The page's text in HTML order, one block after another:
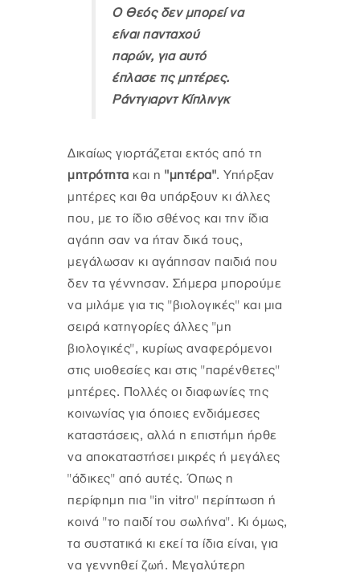
Ο Θεός δεν μπορεί να
είναι πανταχού
παρών, για αυτό
έπλασε τις μητέρες.
Ράντγιαρντ Κίπλινγκ
Δικαίως γιορτάζεται εκτός από τη
μητρότητα και η "μητέρα". Υπήρξαν
μητέρες και θα υπάρξουν κι άλλες
που, με το ίδιο σθένος και την ίδια
αγάπη σαν να ήταν δικά τους,
μεγάλωσαν κι αγάπησαν παιδιά που
δεν τα γέννησαν. Σήμερα μπορούμε
να μιλάμε για τις "βιολογικές" και μια
σειρά κατηγορίες άλλες "μη
βιολογικές", κυρίως αναφερόμενοι
στις υιοθεσίες και στις "παρένθετες"
μητέρες. Πολλές οι διαφωνίες της
κοινωνίας για όποιες ενδιάμεσες
καταστάσεις, αλλά η επιστήμη ήρθε
να αποκαταστήσει μικρές ή μεγάλες
"άδικες" από αυτές. Όπως η
περίφημη πια "in vitro" περίπτωση ή
κοινά "το παιδί του σωλήνα". Κι όμως,
τα συστατικά κι εκεί τα ίδια είναι, για
να γεννηθεί ζωή. Μεγαλύτερη